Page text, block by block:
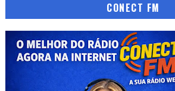
CONECT FM